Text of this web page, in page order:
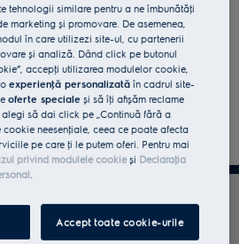
de
tehnologii similare pentru a ne îmbunătăţi
marketing și promovare. De asemenea,
în care utilizezi site-ul, cu partenerii
și analiză. Dând click pe butonul
accepţi utilizarea modulelor cookie,
oexperienţă personalizată în cadrul site-
oferte speciale și să îţi afișăm reclame
să dai click pe „Continuă fără a
neesenţiale, ceea ce poate afecta
pe care ţi le putem oferi. Pentru mai
privind modulele cookieși Declaraţia
.
Accept toate cookie-urile